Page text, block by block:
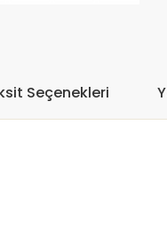
Seçenekleri